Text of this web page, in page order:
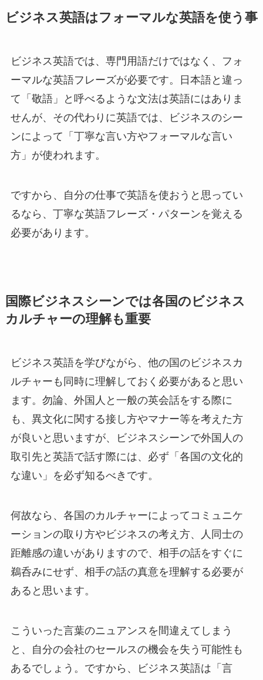
ビジネス英語はフォーマルな英語を使う事
ビジネス英語では、専門用語だけではなく、フォ
ーマルな英語フレーズが必要です。日本語と違っ
て「敬語」と呼べるような文法は英語にはありま
せんが、その代わりに英語では、ビジネスのシー
ンによって「丁寧な言い方やフォーマルな言い
方」が使われます。
ですから、自分の仕事で英語を使おうと思ってい
るなら、丁寧な英語フレーズ・パターンを覚える
必要があります。
国際ビジネスシーンでは各国のビジネス
カルチャーの理解も重要
ビジネス英語を学びながら、他の国のビジネスカ
ルチャーも同時に理解しておく必要があると思い
ます。勿論、外国人と一般の英会話をする際に
も、異文化に関する接し方やマナー等を考えた方
が良いと思いますが、ビジネスシーンで外国人の
取引先と英語で話す際には、必ず「各国の文化的
な違い」を必ず知るべきです。
何故なら、各国のカルチャーによってコミュニケ
ーションの取り方やビジネスの考え方、人同士の
距離感の違いがありますので、相手の話をすぐに
鵜呑みにせず、相手の話の真意を理解する必要が
あると思います。
こういった言葉のニュアンスを間違えてしまう
と、自分の会社のセールスの機会を失う可能性も
あるでしょう。ですから、ビジネス英語は「言